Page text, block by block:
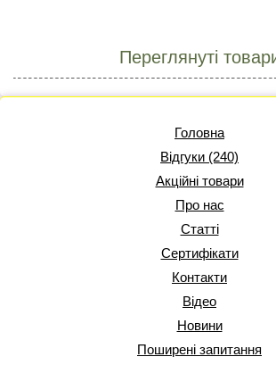
Переглянуті
Головна
Відгуки (240)
Акційні товари
Про нас
Статті
Сертифікати
Контакти
Відео
Новини
Поширені запитання